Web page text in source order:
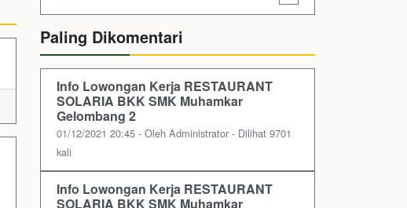
Paling Dikomentari
Info Lowongan Kerja RESTAURANT
SOLARIA BKK SMK Muhamkar
Gelombang 2
01/12/2021 20:45 - Oleh Administrator - Dilihat 9701
kali
Info Lowongan Kerja RESTAURANT
SOLARIA BKK SMK Muhamkar